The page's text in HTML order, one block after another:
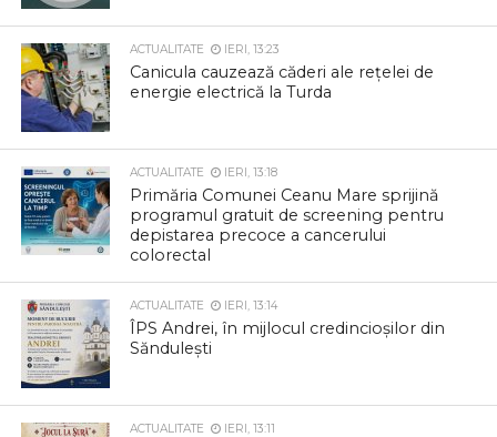
ACTUALITATE IERI, 13:23
Canicula cauzează căderi ale rețelei de
energie electrică la Turda
ACTUALITATE IERI, 13:18
Primăria Comunei Ceanu Mare sprijină
programul gratuit de screening pentru
depistarea precoce a cancerului
colorectal
ACTUALITATE IERI, 13:14
ÎPS Andrei, în mijlocul credincioșilor din
Săndulești
ACTUALITATE IERI, 13:11